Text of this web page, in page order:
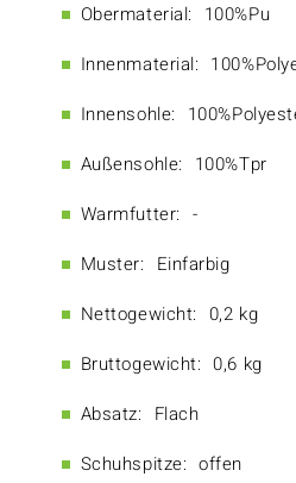
Obermaterial: 100%Pu
Innenmaterial:
Innensohle:
Außensohle: 100%Tpr
Warmfutter: -
Muster: Einfarbig
Nettogewicht: 0,2 kg
Bruttogewicht: 0,6 kg
Absatz: Flach
Schuhspitze: offen